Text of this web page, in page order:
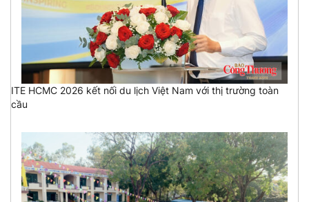
ITE HCMC 2026 kết nối du lịch Việt Nam với thị trường toàn
cầu